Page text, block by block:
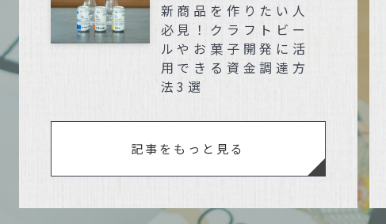
新商品を作りたい人
必見！クラフトビー
ルやお菓子開発に活
用できる資金調達方
法3選
記事をもっと見る